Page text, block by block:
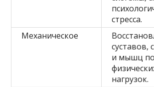
стресса.
Механическое
суставов,
и мышц
нагрузок.